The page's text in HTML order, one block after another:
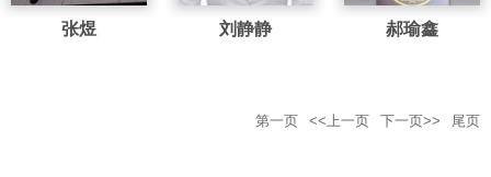
张煜 刘静静 郝瑜鑫
第一页 <<上一页 下一页>> 尾页